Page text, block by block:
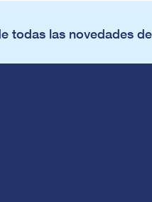
todas las novedades